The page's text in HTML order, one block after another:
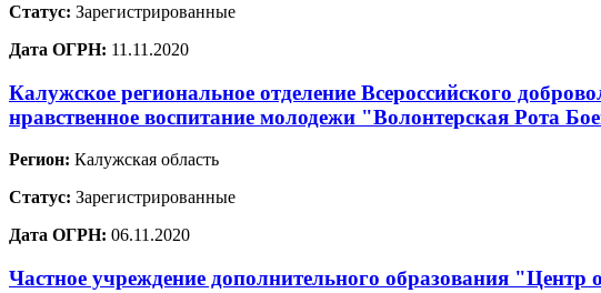
Статус: Зарегистрированные
Дата ОГРН: 11.11.2020
Калужское региональное отделение Всероссийского
нравственное воспитание молодежи "Волонтерская Рота
Регион: Калужская область
Статус: Зарегистрированные
Дата ОГРН: 06.11.2020
Частное учреждение дополнительного образования